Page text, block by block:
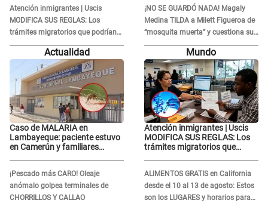
Moisés: “Gracias”
Atención inmigrantes | Uscis
MODIFICA SUS REGLAS: Los
trámites migratorios que podrían
necesitar tu prueba de ADN
¡NO SE GUARDÓ NADA! Magaly
Medina TILDA a Milett Figueroa de
“mosquita muerta” y cuestiona su
RECONCILIACIÓN con Marcelo
Tinelli en TV argentina
Actualidad
Caso de MALARIA en
Lambayeque: paciente estuvo
en Camerún y familiares
¡Pescado más CARO! Oleaje
anómalo golpea terminales de
CHORRILLOS Y CALLAO
Mundo
Atención inmigrantes | Uscis
MODIFICA SUS REGLAS: Los
trámites migratorios que
ALIMENTOS GRATIS en California
desde el 10 al 13 de agosto: Estos
son los LUGARES y horarios para